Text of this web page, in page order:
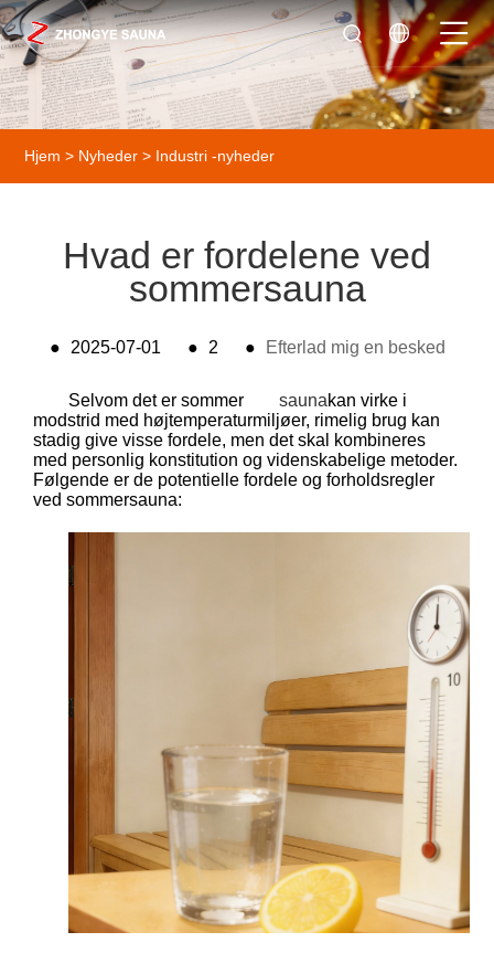
Hjem > Nyheder > Industri -nyheder
Hvad er fordelene ved
sommersauna
● 2025-07-01 ● 2 ● Efterlad mig en besked
Selvom det er sommer saunakan virke i
modstrid med højtemperaturmiljøer, rimelig brug kan
stadig give visse fordele, men det skal kombineres
med personlig konstitution og videnskabelige metoder.
Følgende er de potentielle fordele og forholdsregler
ved sommersauna: